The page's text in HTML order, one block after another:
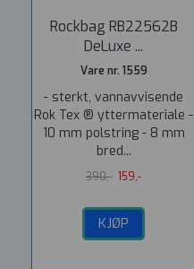
Rockbag RB22562B
DeLuxe ...
Vare nr. 1559
- sterkt, vannavvisende
Rok Tex ® yttermateriale -
10 mm polstring - 8 mm
bred...
390,- 159,-
KJØP